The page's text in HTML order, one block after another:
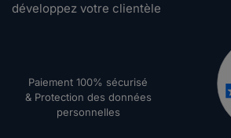
développez votre clientèle
Paiement 100% sécurisé
& Protection des données
personnelles